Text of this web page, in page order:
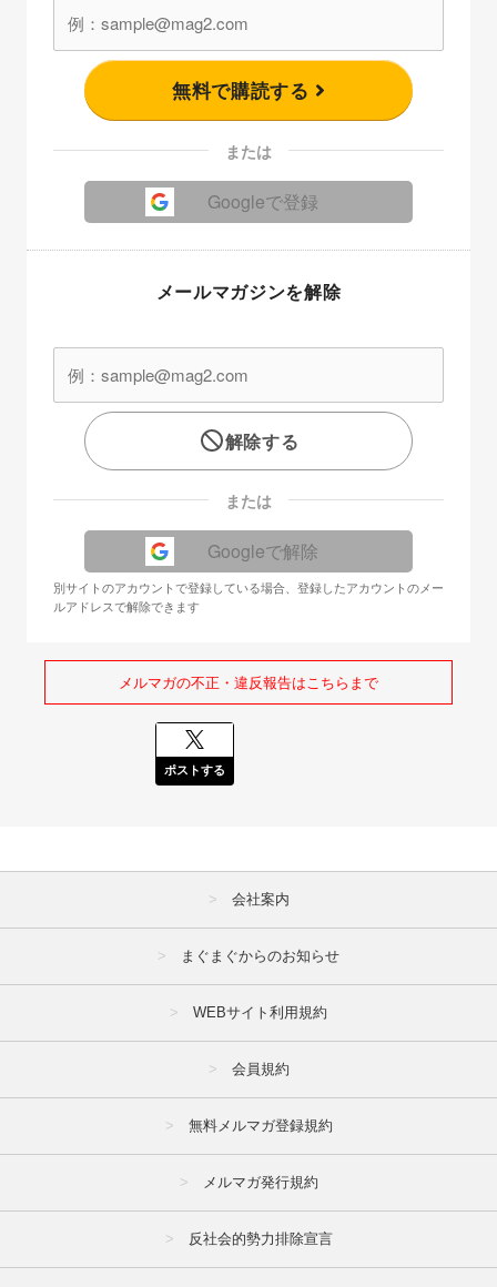
無料で購読する
または
Googleで登録
メールマガジンを解除
解除する
または
Googleで解除
別サイトのアカウントで登録している場合、登録したアカウントのメー
ルアドレスで解除できます
メルマガの不正・違反報告はこちらまで
ポストする
会社案内
まぐまぐからのお知らせ
WEBサイト利用規約
会員規約
無料メルマガ登録規約
メルマガ発行規約
反社会的勢力排除宣言